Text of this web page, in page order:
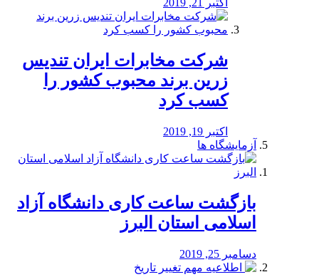
اکتبر 21, 2019
شرکت مخابرات ایران تندیس
زرین برند محبوب کشور را
کسب کرد
اکتبر 19, 2019
آزمایشگاه ها
بازگشت ساعت کاری دانشگاه آزاد
اسلامی استان البرز
دسامبر 25, 2019